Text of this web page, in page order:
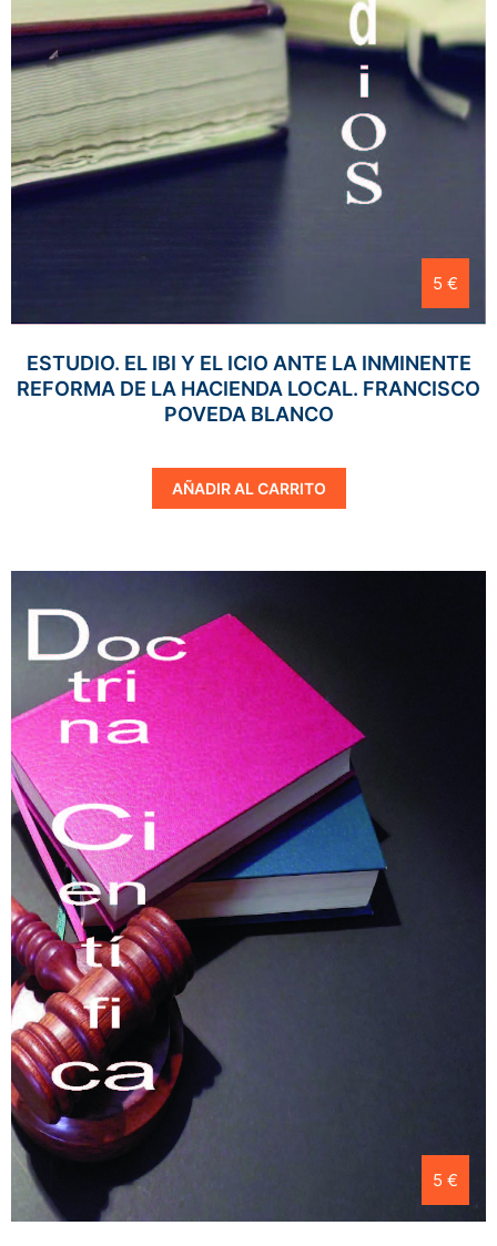
5 €
ESTUDIO. EL IBI Y EL ICIO ANTE LA INMINENTE
REFORMA DE LA HACIENDA LOCAL. FRANCISCO
POVEDA BLANCO
AÑADIR AL CARRITO
5 €